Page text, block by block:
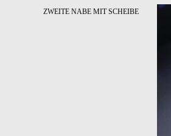
ZWEITE NABE MIT SCHEIBE